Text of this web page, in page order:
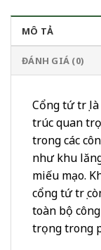
MÔ TẢ
ĐÁNH GIÁ (0)
Cổng tứ trụ
trúc quan
trong các
như khu
miếu mạo.
cổng tứ trụ
toàn bộ
trọng trong